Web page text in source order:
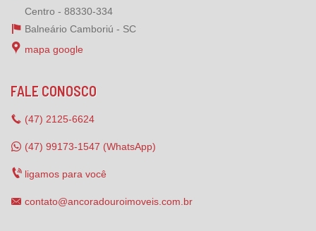
Centro - 88330-334
Balneário Camboriú - SC
mapa google
FALE CONOSCO
(47) 2125-6624
(47) 99173-1547 (WhatsApp)
ligamos para você
contato@ancoradouroimoveis.com.br